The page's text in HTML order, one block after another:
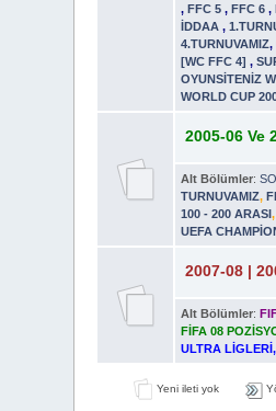
,FFC 5,FFC 6,
İDDAA,
4.TURNUVAMIZ,
[WC FFC 4],
OYUNSİTENİZ
WORLD CUP
2005-06 Ve
Alt Bölümler:
TURNUVAMIZ,
100 - 200 ARASI
UEFA
2007-08 |
Alt Bölümler:
FİFA 08
ULTRA LİGLERİ
Yeni ileti yok